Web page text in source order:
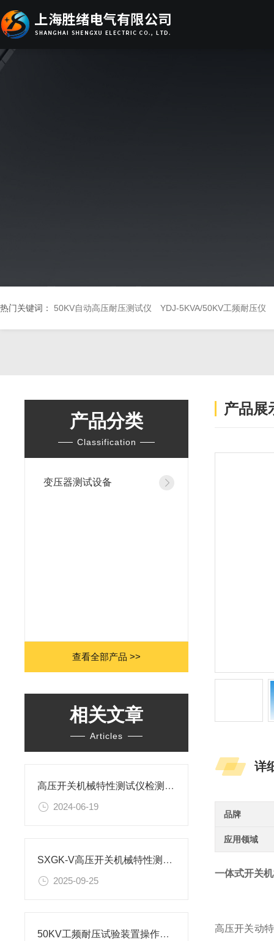
热门关键词： 50KV自动高压耐压测试仪 YDJ-5KVA/50KV工频耐压仪
产品分类
Classification
变压器测试设备
查看全部产品 >>
相关文章
Articles
高压开关机械特性测试仪检测试验的方法
2024-06-19
SXGK-V高压开关机械特性测试仪使用方法是怎样的？
2025-09-25
50KV工频耐压试验装置操作要点
产品展
详
品牌
应用领域
一体式开关
高压开关动